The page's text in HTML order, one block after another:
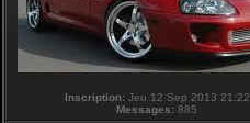
Inscription:Jeu 12 Sep 2013 21:22
Messages: 885